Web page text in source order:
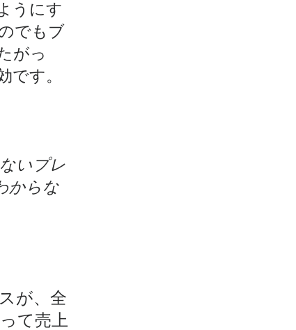
うにす
でもブ
がっ
です。
い プレ
からな
が、全
て売上